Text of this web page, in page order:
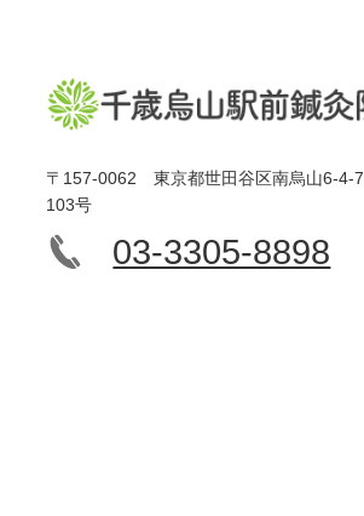
〒157-0062 東京都世田谷区南烏山6-4-
103号
03-3305-8898